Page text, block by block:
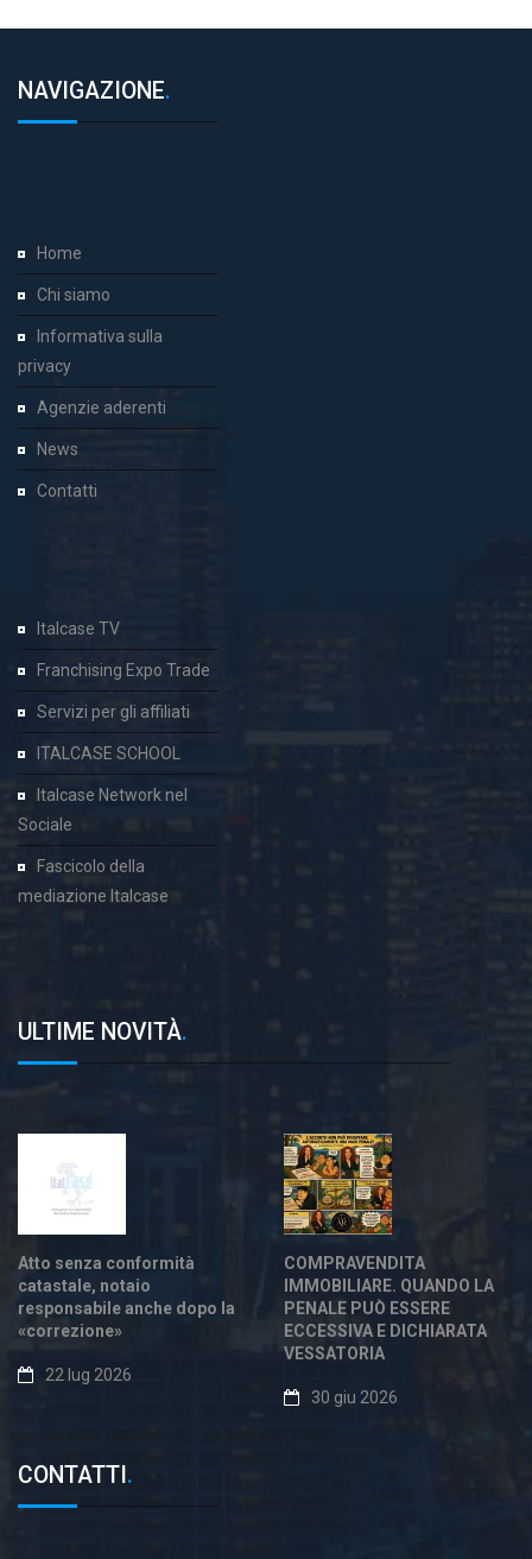
NAVIGAZIONE.
Home
Chi siamo
Informativa sulla
privacy
Agenzie aderenti
News
Contatti
Italcase TV
Franchising Expo Trade
Servizi per gli affiliati
ITALCASE SCHOOL
Italcase Network nel
Sociale
Fascicolo della
mediazione Italcase
ULTIME NOVITÀ.
Atto senza conformità
catastale, notaio
responsabile anche dopo la
«correzione»
22 lug 2026
COMPRAVENDITA
IMMOBILIARE. QUANDO LA
PENALE PUÒ ESSERE
ECCESSIVA E DICHIARATA
VESSATORIA
30 giu 2026
CONTATTI .